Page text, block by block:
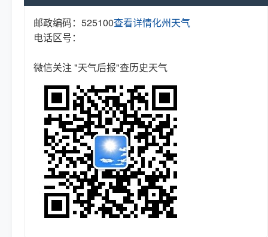
邮政编码：525100
电话区号：
查看详情化州天气
微信关注 "天气后报"查历史天气